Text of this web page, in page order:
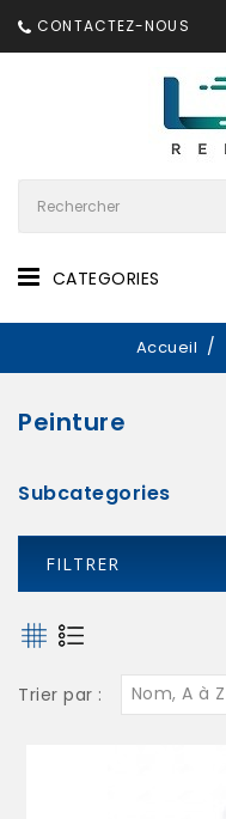
CONTACTEZ-NOUS
CATEGORIES
Accueil
Peinture
Subcategories
FILTRER
Trier par : Nom, A à Z